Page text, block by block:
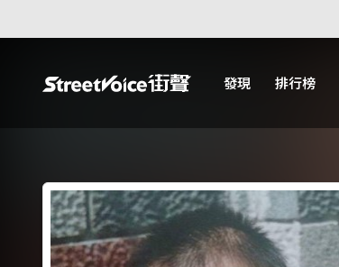
發現 排行榜